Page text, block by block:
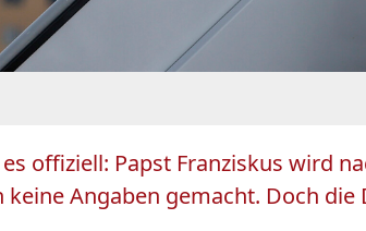
offiziell: Papst Franziskus wird
keine Angaben gemacht. Doch